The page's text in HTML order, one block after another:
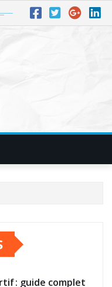
: guide complet